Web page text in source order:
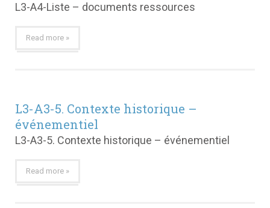
L3-A4-Liste – documents ressources
Read more »
L3-A3-5. Contexte historique –
événementiel
L3-A3-5. Contexte historique – événementiel
Read more »